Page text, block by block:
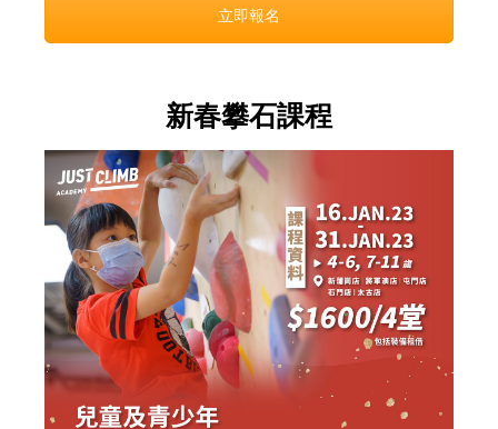
立即報名
新春攀石課程